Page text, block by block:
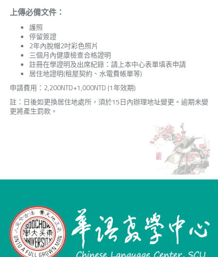
上傳必備文件：
護照
停留簽證
2年內脫帽2吋彩色照片
三個月內健康檢查合格證明
註冊在學證明及出席紀錄：請上本中心表單填表申請
居住地證明(租屋契約、水電費帳單等)
申請費用：2,200NTD+1,000NTD (1年效期)
註：日後如更換居住地處所，須於15日內辦理地址變更。逾期未變
更將產生罰款。